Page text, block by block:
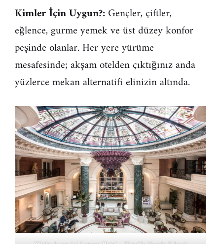
Kimler İçin Uygun?:Gençler, çiftler,
eğlence, gurme yemek ve üst düzey konfor
peşinde olanlar. Her yere yürüme
mesafesinde; akşam otelden çıktığınız anda
yüzlerce mekan alternatifi elinizin altında.